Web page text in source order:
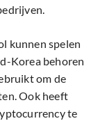
kunnen spelen
Korea behoren
om de
Ook heeft
te